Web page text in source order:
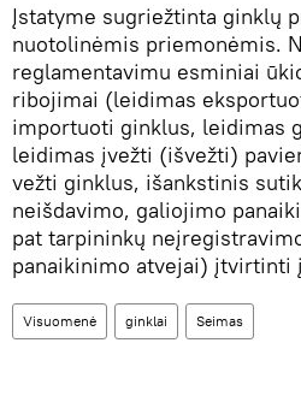
Įstatyme sugriežtinta ginklų
nuotolinėmis priemonėmis.
reglamentavimu esminiai
ribojimai (leidimas
importuoti ginklus, leidimas
leidimas įvežti (išvežti)
vežti ginklus, išankstinis
neišdavimo, galiojimo
pat tarpininkų
panaikinimo atvejai) įtvirtinti
Visuomenė ginklai Seimas